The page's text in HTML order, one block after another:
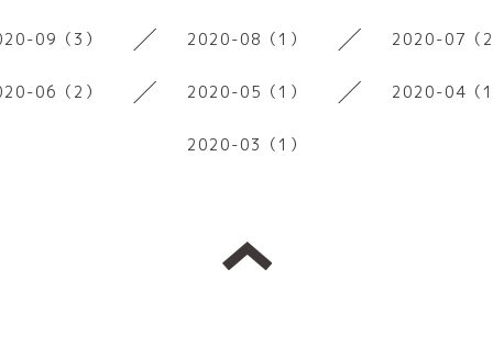
09（3） 2020-08（1） 2020-07（2
06（2） 2020-05（1） 2020-04（1
2020-03（1）